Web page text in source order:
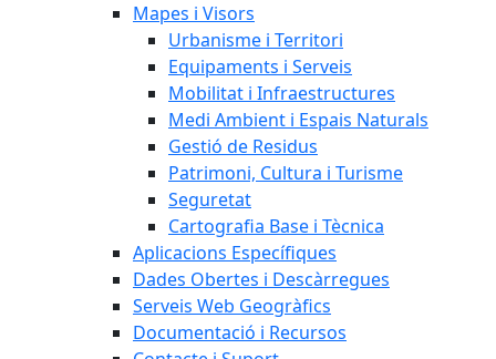
Mapes i Visors
Urbanisme i Territori
Equipaments i Serveis
Mobilitat i Infraestructures
Medi Ambient i Espais Naturals
Gestió de Residus
Patrimoni, Cultura i Turisme
Seguretat
Cartografia Base i Tècnica
Aplicacions Específiques
Dades Obertes i Descàrregues
Serveis Web Geogràfics
Documentació i Recursos